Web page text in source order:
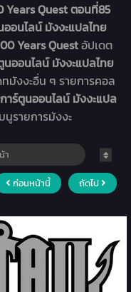
Years Quest ตอนที่85
อนไลน์ มังงะแปลไทย
Years Questอัปเดต
นออนไลน์ มังงะแปลไทย
มังงะอื่น ๆ รายการคอล
าร์ตูนออนไลน์ มังงะแปล
นูรายการมังงะ
ก่อนหน้านี้ ถัดไป